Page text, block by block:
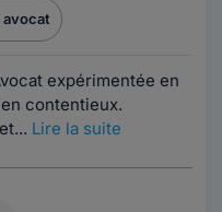
expérimentée en
contentieux.
Lire la suite